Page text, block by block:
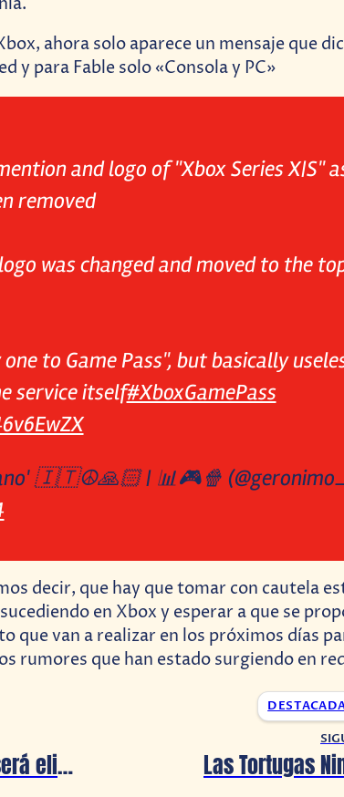
ahora solo aparece un mensaje que
y para Fable solo «Consola y PC»
and logo of "Xbox Series X|S"
removed
logo was changed and moved to the
to Game Pass", but basically
service itself#XboxGamePass
🇮🇹☮️🙏🏻 | 📊🎮🍿
decir, que hay que tomar con cautela
en Xbox y esperar a que se
que van a realizar en los próximos días
rumores que han estado surgiendo en
‘Coyote vs. Acme’ será eliminada al no conseguir estreno